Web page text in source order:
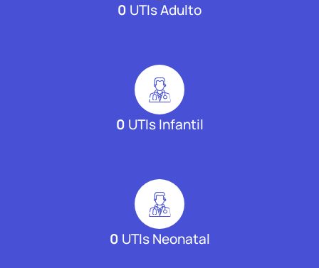
0 UTIs Adulto
0 UTIs Infantil
0 UTIs Neonatal